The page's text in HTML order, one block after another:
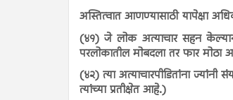
अस्तित्वात आणण्यासाठी यापेक्षा
(४१) जे लोक अत्याचार सहन
परलोकातील मोबदला तर फार मोठा
(४२) त्या अत्याचारपीडितांना
त्यांच्या प्रतीक्षेत आहे.)